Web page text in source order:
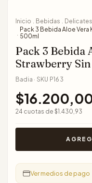
Inicio . Bebidas .
Pack 3 Bebida Aloe Vera
500ml
Pack 3 Bebida
Strawberry
Badia · SKU P163
24 cuotas de $1.430,93
Ver medios de pago